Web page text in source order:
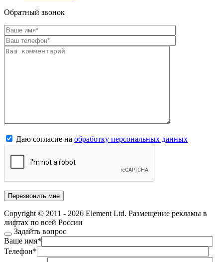
Обратный звонок
Даю согласие на обработку персональных данных
Copyright © 2011 - 2026 Element Ltd. Размещение рекламы в
лифтах по всей России
Задайть вопрос
Ваше имя*
Телефон*